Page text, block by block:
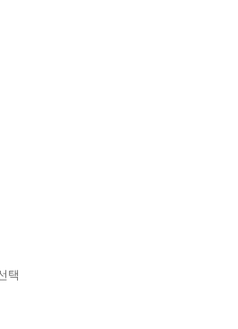
스피리언스 템플릿에 정의된 레이아웃
360 프로필을 기반으로 관련 제품으
공
보고 관리하려면 웹 개인 설정 관리
을 사용하면 웹 사이트에서 직접 작
할 수 있습니다.
어로 배너 또는 제품 캐러셀과 같은
표시되는 방법에 대한 구조 레이아웃
이름 또는 이미지 URL과 같은 특정 변
택